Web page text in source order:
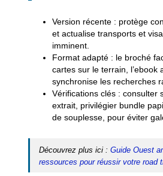
Version récente: protège
et actualise transports et
imminent.
Format adapté: le broché
cartes sur le terrain, l’ebook
synchronise les recherches
Vérifications clés: consulter
extrait, privilégier bundle
de souplesse, pour éviter
Découvrez plus ici : Guide Ouest
ressources pour réussir votre road